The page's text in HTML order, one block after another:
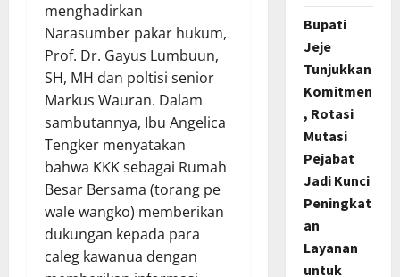
menghadirkan
Narasumber pakar hukum,
Prof. Dr. Gayus Lumbuun,
SH, MH dan poltisi senior
Markus Wauran. Dalam
sambutannya, Ibu Angelica
Tengker menyatakan
bahwa KKK sebagai Rumah
Besar Bersama (torang pe
wale wangko) memberikan
dukungan kepada para
caleg kawanua dengan
Bupati
Jeje
Tunjukkan
Komitmen
, Rotasi
Mutasi
Pejabat
Jadi Kunci
Peningkat
an
Layanan
untuk